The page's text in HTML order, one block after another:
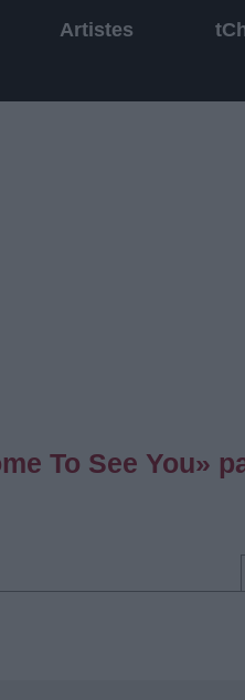
Artistes
To See You»